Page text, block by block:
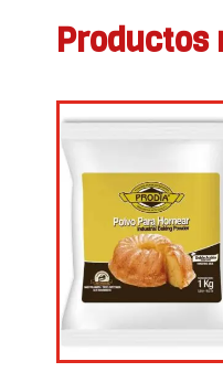
Productos